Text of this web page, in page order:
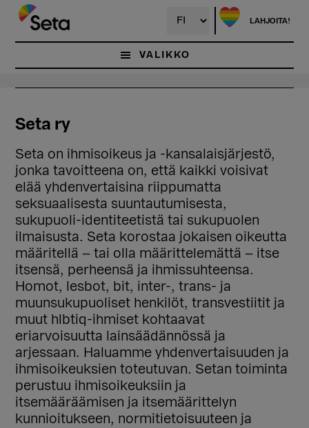
Hyppää
pääsisältöön
LAHJOITA!
VALIKKO
Seta ry
Seta on ihmisoikeus ja -kansalaisjärjestö,
jonka tavoitteena on, että kaikki voisivat
elää yhdenvertaisina riippumatta
seksuaalisesta suuntautumisesta,
sukupuoli-identiteetistä tai sukupuolen
ilmaisusta. Seta korostaa jokaisen oikeutta
määritellä – tai olla määrittelemättä – itse
itsensä, perheensä ja ihmissuhteensa.
Homot, lesbot, bit, inter-, trans- ja
muunsukupuoliset henkilöt, transvestiitit ja
muut hlbtiq-ihmiset kohtaavat
eriarvoisuutta lainsäädännössä ja
arjessaan. Haluamme yhdenvertaisuuden ja
ihmisoikeuksien toteutuvan. Setan toiminta
perustuu ihmisoikeuksiin ja
itsemääräämisen ja itsemäärittelyn
kunnioitukseen, normitietoisuuteen ja